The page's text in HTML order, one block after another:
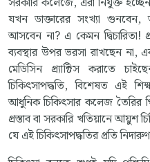
যখন ডাক্তারের সংখ্যা গুনবেন,
আসবেন না? এ কেমন
ব্যবস্থার উপর ভরসা রাখছেন না,
মেডিসিন প্র্যাক্টিস করাতে
চিকিৎসাপদ্ধতি, বিশেষত এই
আধুনিক চিকিৎসার কলেজ তৈরির
প্রস্তাব বা সরকারি খতিয়ানে আয়ুশ
যে এই চিকিৎসাপদ্ধতির প্রতি